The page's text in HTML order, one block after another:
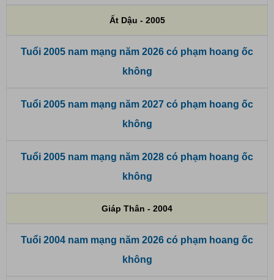
Ất Dậu - 2005
Tuổi 2005 nam mạng năm 2026 có phạm hoang ốc
không
Tuổi 2005 nam mạng năm 2027 có phạm hoang ốc
không
Tuổi 2005 nam mạng năm 2028 có phạm hoang ốc
không
Giáp Thân - 2004
Tuổi 2004 nam mạng năm 2026 có phạm hoang ốc
không